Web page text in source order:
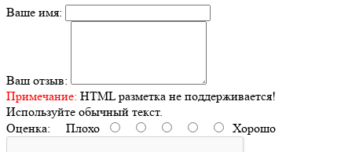
Ваше имя:
Ваш отзыв:
Примечание: HTML разметка не поддерживается!
Используйте обычный текст.
Оценка: Плохо Хорошо